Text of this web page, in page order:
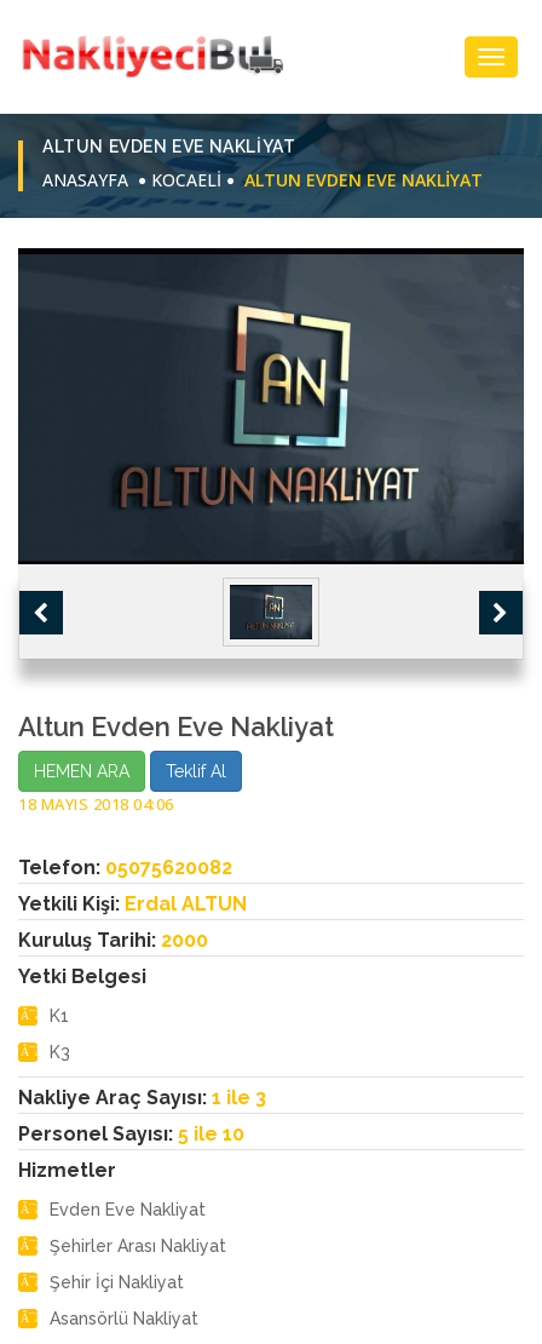
ALTUN EVDEN EVE NAKLIYAT
ANASAYFA KOCAELİ ALTUN EVDEN EVE NAKLIYAT
Altun Evden Eve Nakliyat
HEMEN ARA Teklif Al
18 MAYIS 2018 04:06
Telefon: 05075620082
Yetkili Kişi: Erdal ALTUN
Kuruluş Tarihi: 2000
Yetki Belgesi
K1
K3
Nakliye Araç Sayısı: 1 ile 3
Personel Sayısı: 5 ile 10
Hizmetler
Evden Eve Nakliyat
Şehirler Arası Nakliyat
Şehir İçi Nakliyat
Asansörlü Nakliyat